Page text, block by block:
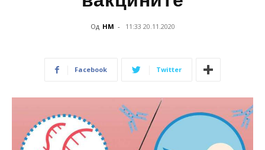
Од НМ - 11:33 20.11.2020
Facebook Twitter